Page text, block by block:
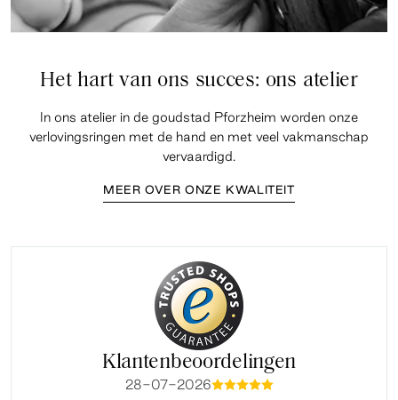
Het hart van ons succes: ons atelier
In ons atelier in de goudstad Pforzheim worden onze
verlovingsringen met de hand en met veel vakmanschap
vervaardigd.
MEER OVER ONZE KWALITEIT
Klantenbeoordelingen
28-07-2026mmmmm